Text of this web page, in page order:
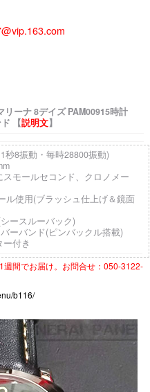
ーナ 8デイズ PAM00915時計
【説明文】
秒8振動・毎時28800振動)
モールセコンド、クロノメー
使用(ブラッシュ仕上げ＆鏡面
ースルーバック)
ーバンド(ピンバックル搭載)
付き
週間でお届け。お問合せ：050-3122-
b116/